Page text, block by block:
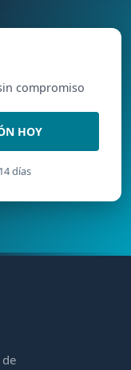
compromiso
HOY
días